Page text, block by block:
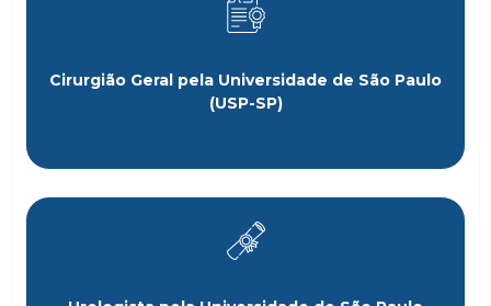
Cirurgião Geral pela Universidade de São Paulo
(USP-SP)